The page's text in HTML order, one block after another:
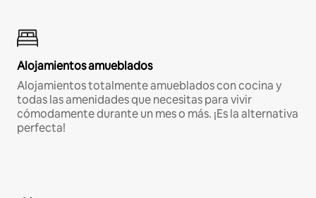
Alojamientos amueblados
Alojamientos totalmente amueblados con cocina y
todas las amenidades que necesitas para vivir
cómodamente durante un mes o más. ¡Es la alternativa
perfecta!